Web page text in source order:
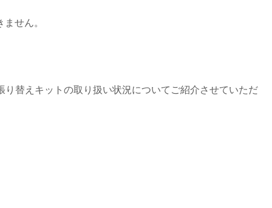
せん。
替えキットの取り扱い状況についてご紹介させていただ